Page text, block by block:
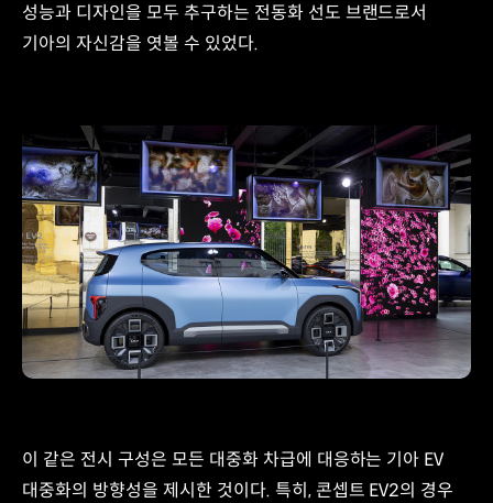
성능과 디자인을 모두 추구하는 전동화 선도 브랜드로서
기아의 자신감을 엿볼 수 있었다.
이 같은 전시 구성은 모든 대중화 차급에 대응하는 기아 EV
대중화의 방향성을 제시한 것이다. 특히, 콘셉트 EV2의 경우